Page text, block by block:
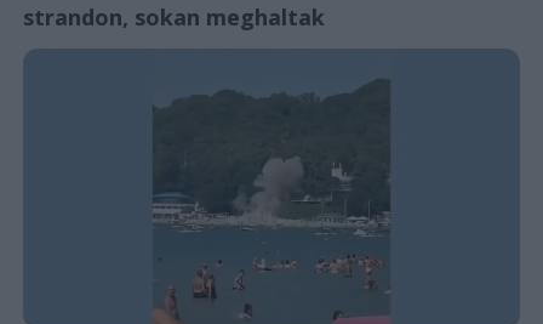
strandon, sokan meghaltak